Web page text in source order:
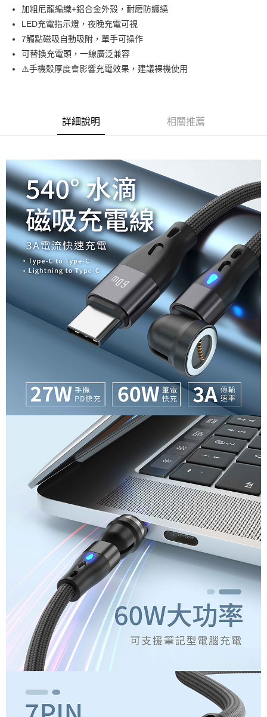
悠遊付
ATM付款
運送方式
付款後全家取貨
每筆NT$65，滿NT$690(含以上)免運費
付款後7-11取貨
每筆NT$65，滿NT$690(含以上)免運費
宅配
每筆NT$100，滿NT$990(含以上)免運費
加粗尼龍編織+鋁合金外殼，耐磨防纏繞
LED充電指示燈，夜晚充電可視
7觸點磁吸自動吸附，單手可操作
可替換充電頭，一線廣泛兼容
⚠️手機殼厚度會影響充電效果，建議裸機使用
詳細說明 相關推薦